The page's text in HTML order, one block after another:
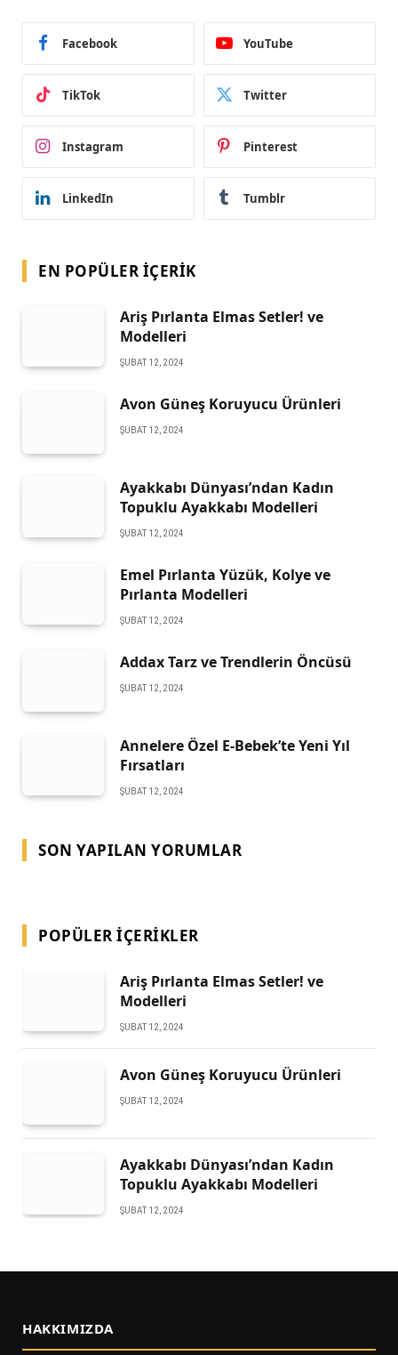
Facebook YouTube
TikTok Twitter
Instagram Pinterest
LinkedIn Tumblr
EN POPÜLER İÇERIK
Ariş Pırlanta Elmas Setler! ve
Modelleri
ŞUBAT 12, 2024
Avon Güneş Koruyucu Ürünleri
ŞUBAT 12, 2024
Ayakkabı Dünyası’ndan Kadın
Topuklu Ayakkabı Modelleri
ŞUBAT 12, 2024
Emel Pırlanta Yüzük, Kolye ve
Pırlanta Modelleri
ŞUBAT 12, 2024
Addax Tarz ve Trendlerin Öncüsü
ŞUBAT 12, 2024
Annelere Özel E-Bebek’te Yeni Yıl
Fırsatları
ŞUBAT 12, 2024
SON YAPILAN YORUMLAR
POPÜLER İÇERIKLER
Ariş Pırlanta Elmas Setler! ve
Modelleri
ŞUBAT 12, 2024
Avon Güneş Koruyucu Ürünleri
ŞUBAT 12, 2024
Ayakkabı Dünyası’ndan Kadın
Topuklu Ayakkabı Modelleri
ŞUBAT 12, 2024
HAKKIMIZDA